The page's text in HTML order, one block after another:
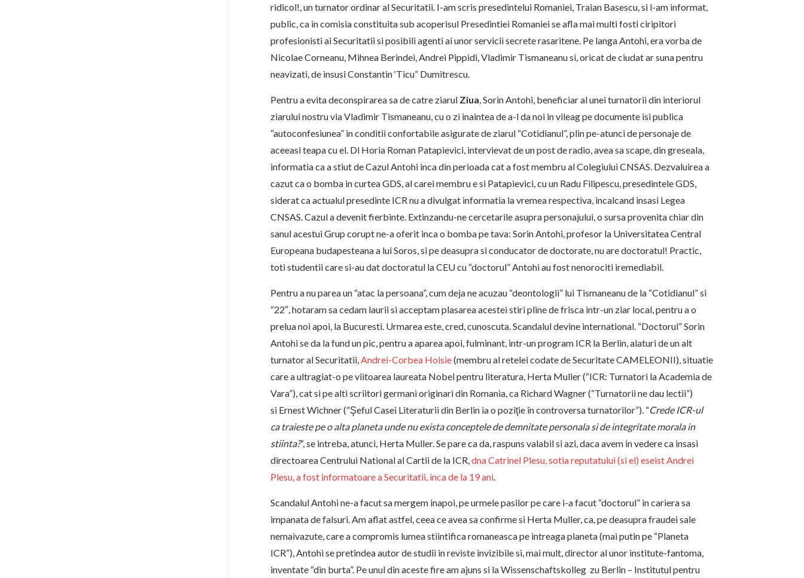
ridicol!, un turnator ordinar al Securitatii. I-am scris presedintelui Romaniei, Traian Basescu, si l-am informat,
public, ca in comisia constituita sub acoperisul Presedintiei Romaniei se afla mai multi fosti ciripitori
profesionisti ai Securitatii si posibili agenti ai unor servicii secrete rasaritene. Pe langa Antohi, era vorba de
Nicolae Corneanu, Mihnea Berindei, Andrei Pippidi, Vladimir Tismaneanu si, oricat de ciudat ar suna pentru
neavizati, de insusi Constantin ‘Ticu” Dumitrescu.
Pentru a evita deconspirarea sa de catre ziarul Ziua, Sorin Antohi, beneficiar al unei turnatorii din interiorul
ziarului nostru via Vladimir Tismaneanu, cu o zi inaintea de a-l da noi in vileag pe documente isi publica
“autoconfesiunea” in conditii confortabile asigurate de ziarul “Cotidianul”, plin pe-atunci de personaje de
aceeasi teapa cu el. Dl Horia Roman Patapievici, intervievat de un post de radio, avea sa scape, din greseala,
informatia ca a stiut de Cazul Antohi inca din perioada cat a fost membru al Colegiului CNSAS. Dezvaluirea a
cazut ca o bomba in curtea GDS, al carei membru e si Patapievici, cu un Radu Filipescu, presedintele GDS,
siderat ca actualul presedinte ICR nu a divulgat informatia la vremea respectiva, incalcand insasi Legea
CNSAS. Cazul a devenit fierbinte. Extinzandu-ne cercetarile asupra personajului, o sursa provenita chiar din
sanul acestui Grup corupt ne-a oferit inca o bomba pe tava: Sorin Antohi, profesor la Universitatea Central
Europeana budapesteana a lui Soros, si pe deasupra si conducator de doctorate, nu are doctoratul! Practic,
toti studentii care si-au dat doctoratul la CEU cu “doctorul” Antohi au fost nenorociti iremediabil.
Pentru a nu parea un “atac la persoana”, cum deja ne acuzau “deontologii” lui Tismaneanu de la “Cotidianul” si
“22″, hotaram sa cedam laurii si acceptam plasarea acestei stiri pline de frisca intr-un ziar local, pentru a o
prelua noi apoi, la Bucuresti. Urmarea este, cred, cunoscuta. Scandalul devine international. “Doctorul” Sorin
Antohi se da la fund un pic, pentru a aparea apoi, fulminant, intr-un program ICR la Berlin, alaturi de un alt
turnator al Securitatii,Andrei-Corbea Hoisie(membru al retelei codate de Securitate CAMELEONII), situatie
care a ultragiat-o pe viitoarea laureata Nobel pentru literatura, Herta Muller (“ICR: Turnatori la Academia de
Vara”), cat si pe alti scriitori germani originari din Romania, ca Richard Wagner (“Turnatorii ne dau lectii”)
si Ernest Wichner (“Şeful Casei Literaturii din Berlin ia o poziţie în controversa turnatorilor”). “Crede ICR-ul
ca traieste pe o alta planeta unde nu exista conceptele de demnitate personala si de integritate morala in
stiinta?“, se intreba, atunci, Herta Muller. Se pare ca da, raspuns valabil si azi, daca avem in vedere ca insasi
directoarea Centrului National al Cartii de la ICR,dna Catrinel Plesu, sotia reputatului (si el) eseist Andrei
Plesu, a fost informatoare a Securitatii, inca de la 19 ani.
Scandalul Antohi ne-a facut sa mergem inapoi, pe urmele pasilor pe care i-a facut “doctorul” in cariera sa
impanata de falsuri. Am aflat astfel, ceea ce avea sa confirme si Herta Muller, ca, pe deasupra fraudei sale
nemaivazute, care a compromis lumea stiintifica romaneasca pe intreaga planeta (mai putin pe “Planeta
ICR”), Antohi se pretindea autor de studii in reviste invizibile si, mai mult, director al unor institute-fantoma,
inventate “din burta”. Pe unul din aceste fire am ajuns si la Wissenschaftskolleg zu Berlin – Institutul pentru